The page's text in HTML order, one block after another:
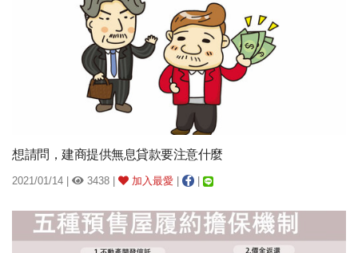
想請問，建商提供無息貸款要注意什麼
2021/01/14 | 3438 | 加入最愛 | |